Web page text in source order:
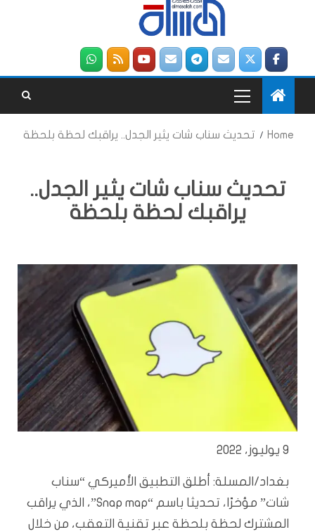
Home تحديث سناب شات يثير الجدل.. يراقبك لحظة بلحظة
تحديث سناب شات يثير الجدل..
يراقبك لحظة بلحظة
9 يوليوز، 2022
بغداد/المسلة: أطلق التطبيق الأميركي “سناب
شات” مؤخرًا، تحديثا باسم “Snap map”، الذي يراقب
المشترك لحظة بلحظة عبر تقنية التعقب، من خلال